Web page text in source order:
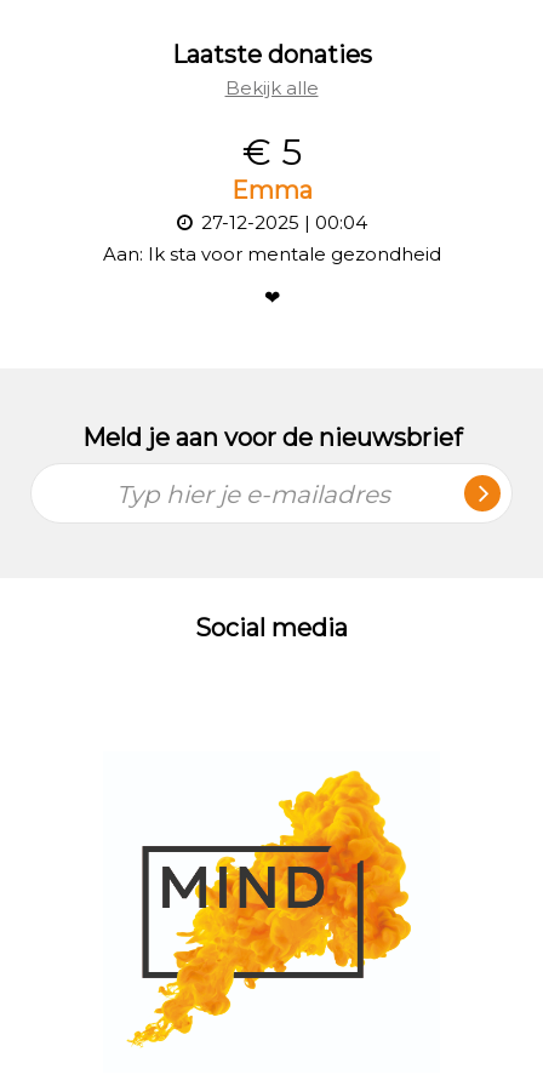
Meer info
Veelgestelde vragen
Tips voor een fondsenwervend succes
Deelnemersvoorwaarden
Laatste donaties
Bekijk alle
€ 5
Emma
27-12-2025 | 00:04
Aan: Ik sta voor mentale gezondheid
❤
Meld je aan voor de nieuwsbrief
Typ hier je e-mailadres
Social media